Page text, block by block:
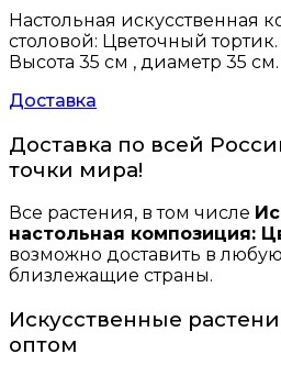
Настольная искусственная
столовой: Цветочный тортик.
Высота 35 см , диаметр 35 см.
Доставка
Доставка по всей
точки мира!
Все растения, в том числе
настольная композиция:
возможно доставить в
близлежащие страны.
Искусственные
оптом